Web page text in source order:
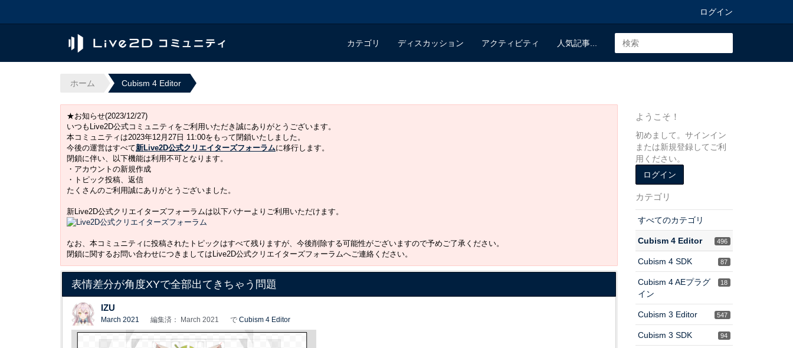
ログイン
カテゴリ ディスカッション アクティビティ 人気記事...
ホーム Cubism 4 Editor
★お知らせ(2023/12/27)
いつもLive2D公式コミュニティをご利用いただき誠にありがとうございます。
本コミュニティは2023年12月27日 11:00をもって閉鎖いたしました。
今後の運営はすべて新Live2D公式クリエイターズフォーラムに移行します。
閉鎖に伴い、以下機能は利用不可となります。
・アカウントの新規作成
・トピック投稿、返信
たくさんのご利用誠にありがとうございました。
新Live2D公式クリエイターズフォーラムは以下バナーよりご利用いただけます。
なお、本コミュニティに投稿されたトピックはすべて残りますが、今後削除する可能性がございますので予めご了承ください。
閉鎖に関するお問い合わせにつきましてはLive2D公式クリエイターズフォーラムへご連絡ください。
表情差分が角度XYで全部出てきちゃう問題
IZU
March 2021 編集済： March 2021 で Cubism 4 Editor
ようこそ！
初めまして。サインイン
または新規登録してご利
用ください。
ログイン
カテゴリ
すべてのカテゴリ
496
Cubism 4 Editor
87
Cubism 4 SDK
18
Cubism 4 AEプラグ
イン
547
Cubism 3 Editor
94
Cubism 3 SDK